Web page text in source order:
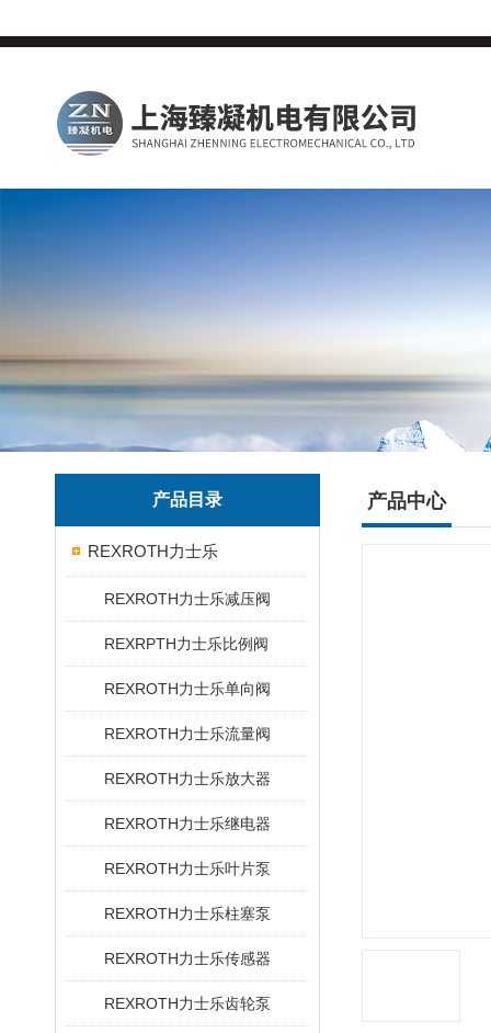
产品目录
REXROTH力士乐
REXROTH力士乐减压阀
REXRPTH力士乐比例阀
REXROTH力士乐单向阀
REXROTH力士乐流量阀
REXROTH力士乐放大器
REXROTH力士乐继电器
REXROTH力士乐叶片泵
REXROTH力士乐柱塞泵
REXROTH力士乐传感器
REXROTH力士乐齿轮泵
产品中心